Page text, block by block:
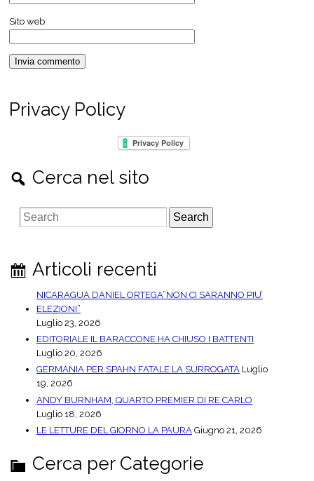
Sito web
Privacy Policy
Cerca nel sito
S
e
c
Articoli recenti
NICARAGUA DANIEL ORTEGA”NON CI SARANNO PIU’
ELEZIONI”
Luglio 23, 2026
EDITORIALE IL BARACCONE HA CHIUSO I BATTENTI
Luglio 20, 2026
GERMANIA PER SPAHN FATALE LA SURROGATA Luglio
19, 2026
ANDY BURNHAM, QUARTO PREMIER DI RE CARLO
Luglio 18, 2026
LE LETTURE DEL GIORNO LA PAURA Giugno 21, 2026
Cerca per Categorie